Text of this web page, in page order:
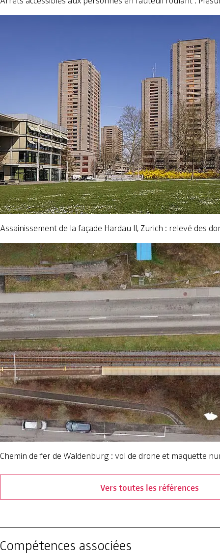
Assainissement de la façade Hardau II, Zurich : relevé des
Chemin de fer de Waldenburg : vol de drone et maquette
Vers toutes les références
Compétences associées